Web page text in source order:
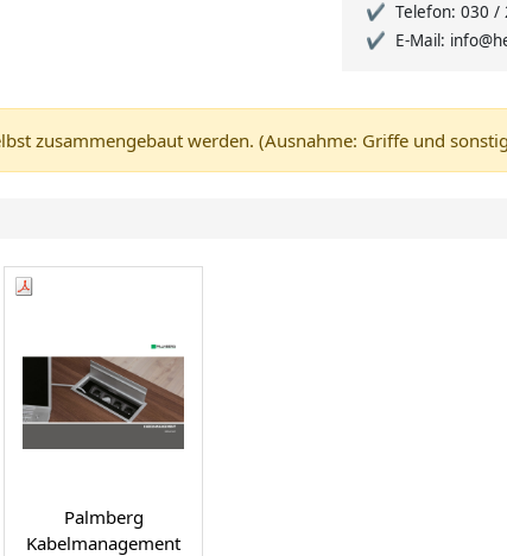
Telefon: 030 /
E-Mail:
zusammengebaut werden. (Ausnahme: Griffe und
Palmberg
Kabelmanagement